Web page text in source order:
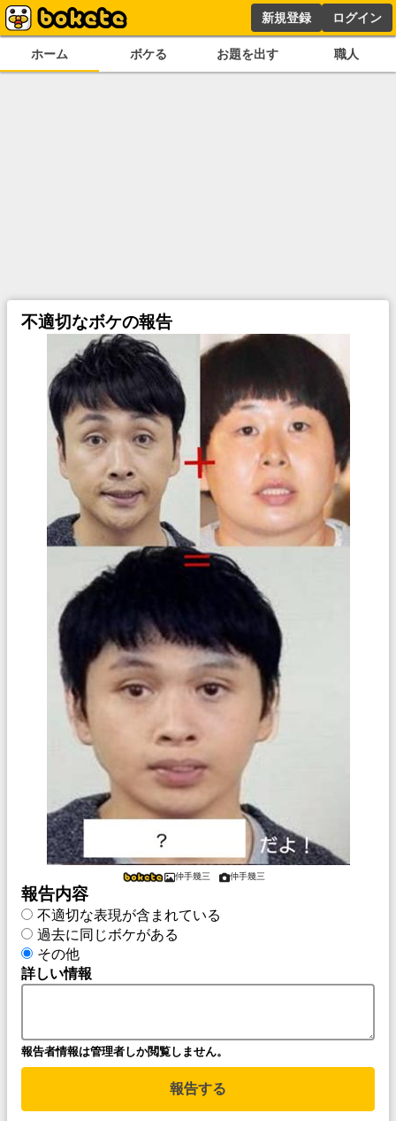
新規登録 ログイン
ホーム ボケる お題を出す 職人
不適切なボケの報告
仲手幾三 仲手幾三
報告内容
不適切な表現が含まれている
過去に同じボケがある
その他
詳しい情報
報告者情報は管理者しか閲覧しません。
報告する